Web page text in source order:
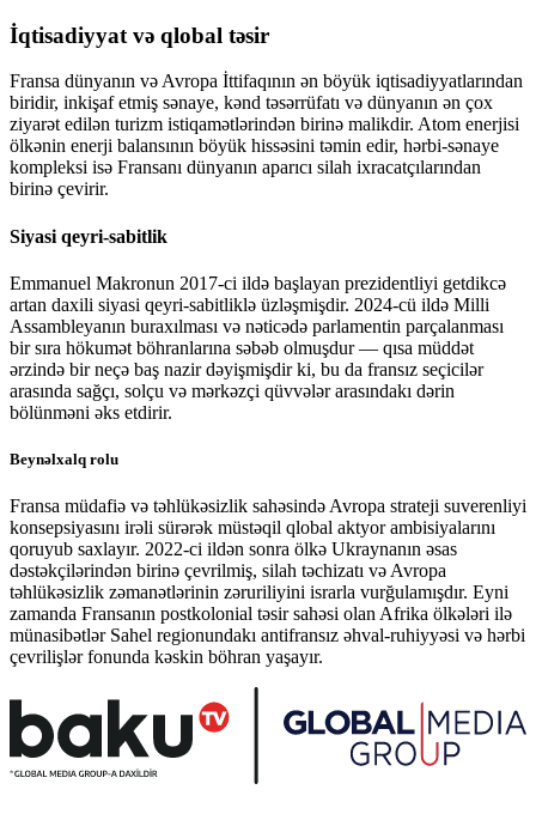
İqtisadiyyat və qlobal təsir
Fransa dünyanın və Avropa İttifaqının ən böyük iqtisadiyyatlarından
biridir, inkişaf etmiş sənaye, kənd təsərrüfatı və dünyanın ən çox
ziyarət edilən turizm istiqamətlərindən birinə malikdir. Atom enerjisi
ölkənin enerji balansının böyük hissəsini təmin edir, hərbi-sənaye
kompleksi isə Fransanı dünyanın aparıcı silah ixracatçılarından
birinə çevirir.
Siyasi qeyri-sabitlik
Emmanuel Makronun 2017-ci ildə başlayan prezidentliyi getdikcə
artan daxili siyasi qeyri-sabitliklə üzləşmişdir. 2024-cü ildə Milli
Assambleyanın buraxılması və nəticədə parlamentin parçalanması
bir sıra hökumət böhranlarına səbəb olmuşdur — qısa müddət
ərzində bir neçə baş nazir dəyişmişdir ki, bu da fransız seçicilər
arasında sağçı, solçu və mərkəzçi qüvvələr arasındakı dərin
bölünməni əks etdirir.
Beynəlxalq rolu
Fransa müdafiə və təhlükəsizlik sahəsində Avropa strateji suverenliyi
konsepsiyasını irəli sürərək müstəqil qlobal aktyor ambisiyalarını
qoruyub saxlayır. 2022-ci ildən sonra ölkə Ukraynanın əsas
dəstəkçilərindən birinə çevrilmiş, silah təchizatı və Avropa
təhlükəsizlik zəmanətlərinin zəruriliyini israrla vurğulamışdır. Eyni
zamanda Fransanın postkolonial təsir sahəsi olan Afrika ölkələri ilə
münasibətlər Sahel regionundakı antifransız əhval-ruhiyyəsi və hərbi
çevrilişlər fonunda kəskin böhran yaşayır.